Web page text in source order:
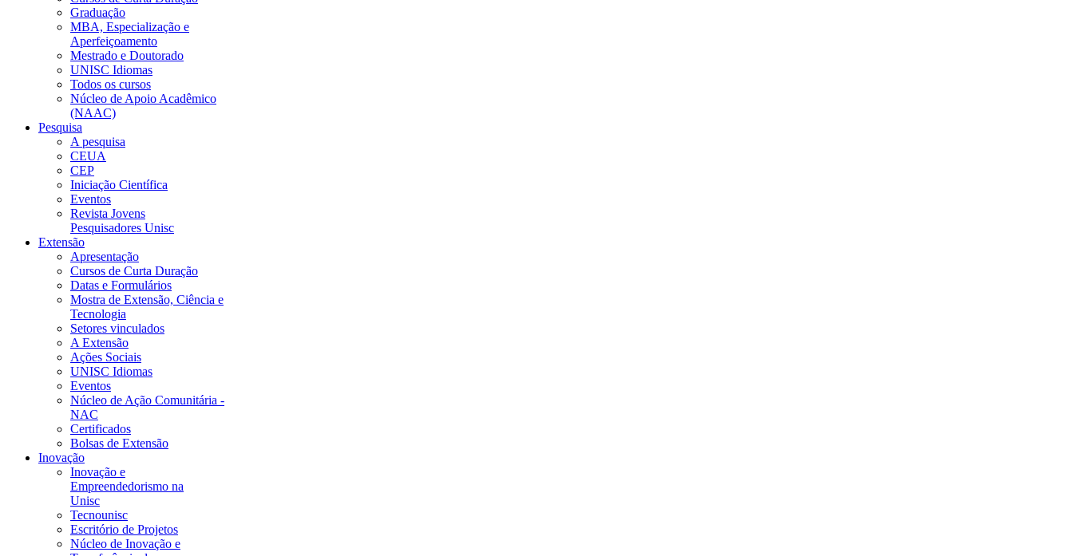
Graduação
MBA, Especialização e
Aperfeiçoamento
Mestrado e Doutorado
UNISC Idiomas
Todos os cursos
Núcleo de Apoio Acadêmico
(NAAC)
Pesquisa
A pesquisa
CEUA
CEP
Iniciação Científica
Eventos
Revista Jovens
Pesquisadores Unisc
Extensão
Apresentação
Cursos de Curta Duração
Datas e Formulários
Mostra de Extensão, Ciência e
Tecnologia
Setores vinculados
A Extensão
Ações Sociais
UNISC Idiomas
Eventos
Núcleo de Ação Comunitária -
NAC
Certificados
Bolsas de Extensão
Inovação
Inovação e
Empreendedorismo na
Unisc
Tecnounisc
Escritório de Projetos
Núcleo de Inovação e